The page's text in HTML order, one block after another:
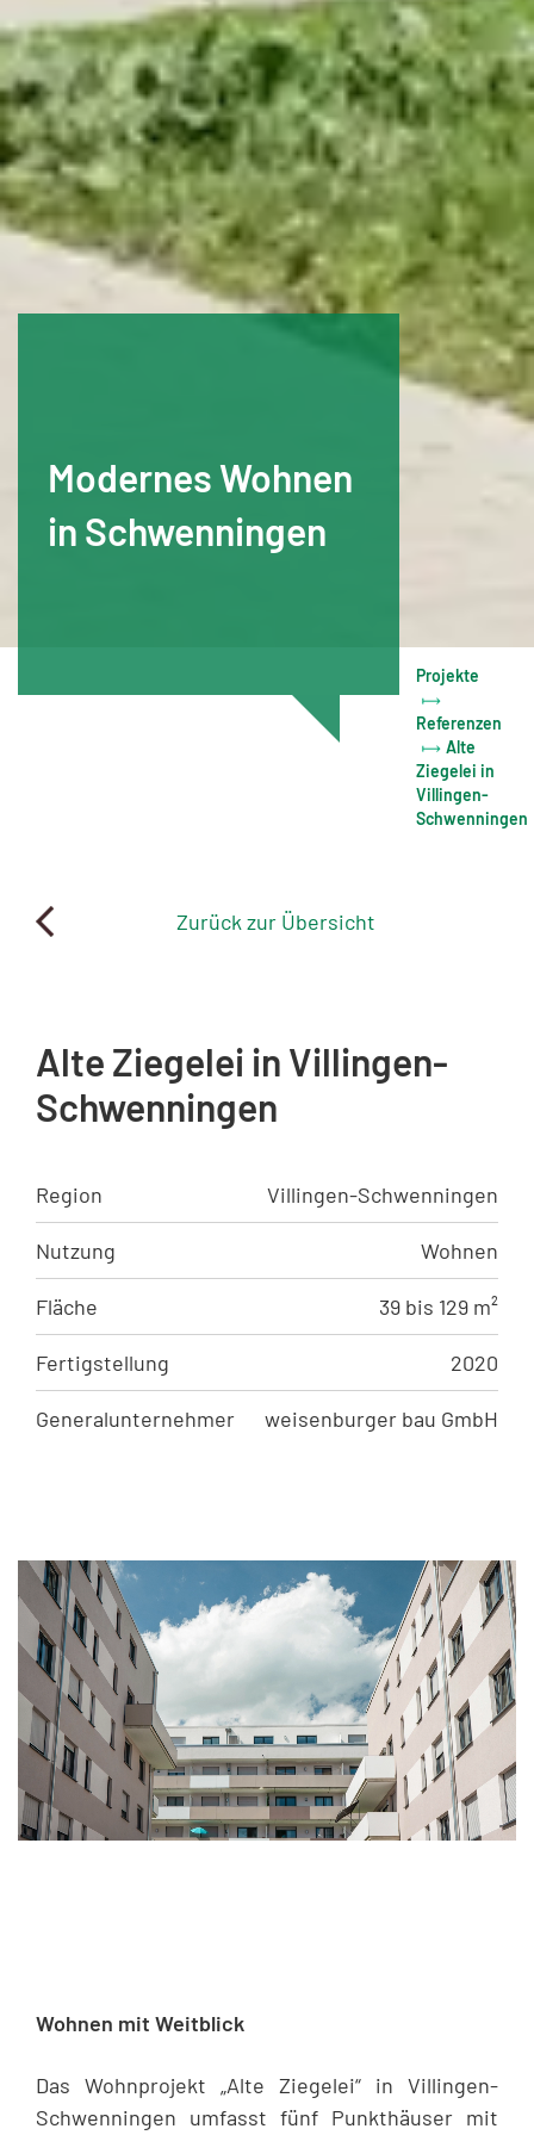
Modernes Wohnen
in Schwenningen
Projekte
Referenzen
Alte
Ziegelei in
Villingen-
Schwenningen
Zurück zur Übersicht
Alte Ziegelei in Villingen-
Schwenningen
Region Villingen-Schwenningen
Nutzung Wohnen
Fläche 39 bis 129 m²
Fertigstellung 2020
Generalunternehmer weisenburger bau GmbH
Wohnen mit Weitblick
Das Wohnprojekt „Alte Ziegelei“ in Villingen-
Schwenningen umfasst fünf Punkthäuser mit